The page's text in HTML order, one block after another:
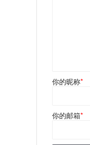
你的昵称*
你的邮箱*